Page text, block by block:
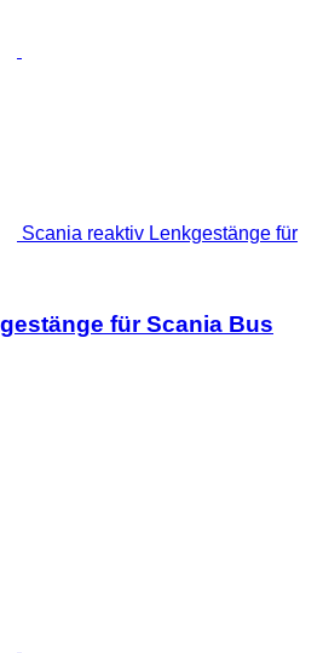
Scania reaktiv Lenkgestänge für
für Scania Bus